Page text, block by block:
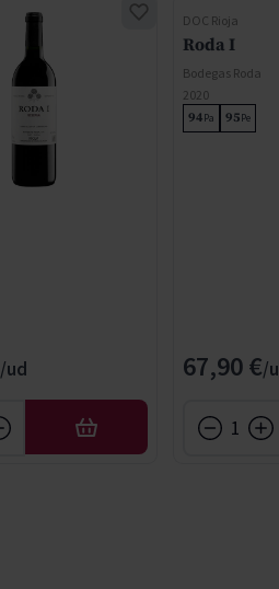
AFEGIR
DOC Rioja
Roda I
Bodegas Roda
2020
94Pa 95Pe
67,90 €